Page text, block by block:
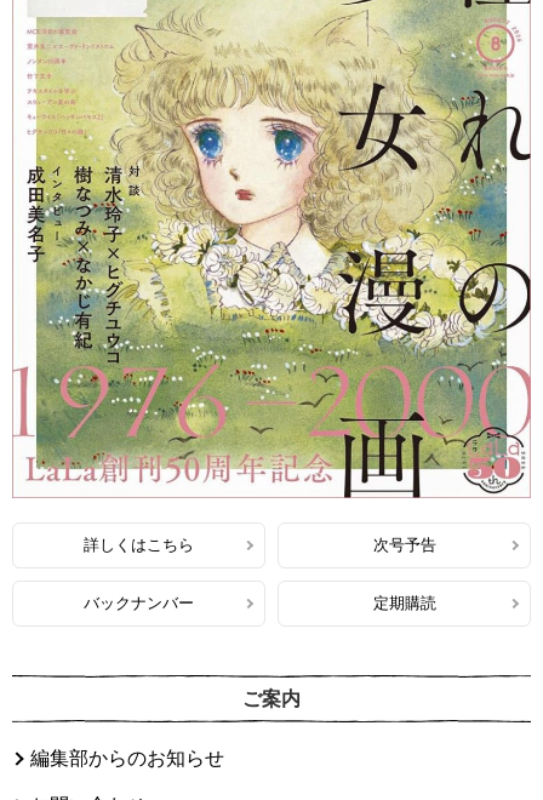
詳しくはこちら 次号予告
バックナンバー 定期購読
ご案内
編集部からのお知らせ